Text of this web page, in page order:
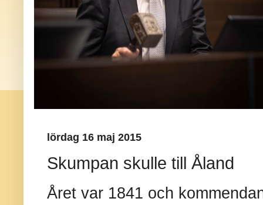
lördag 16 maj 2015
Skumpan skulle till Åland
Året var 1841 och